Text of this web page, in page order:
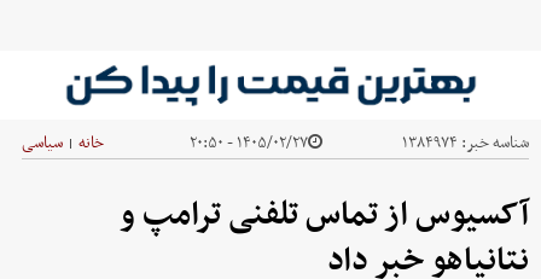
شناسه خبر: ۱۳۸۴۹۷۴ ۱۴۰۵/۰۲/۲۷ - ۲۰:۵۰ خانه | سیاسی
آکسیوس از تماس تلفنی ترامپ و
نتانیاهو خبر داد